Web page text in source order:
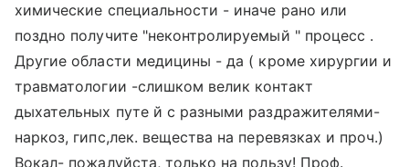
химические специальности - иначе рано или
поздно получите "неконтролируемый " процесс .
Другие области медицины - да ( кроме хирургии и
травматологии -слишком велик контакт
дыхательных путе й с разными раздражителями-
наркоз, гипс,лек. вещества на перевязках и проч.)
Вокал- пожалуйста, только на пользу! Проф.